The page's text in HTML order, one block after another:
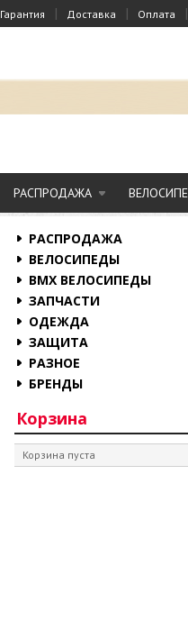
Гарантия | Доставка | Оплата |
РАСПРОДАЖА
РАСПРОДАЖА
ВЕЛОСИПЕДЫ
BMX ВЕЛОСИПЕДЫ
ЗАПЧАСТИ
ОДЕЖДА
ЗАЩИТА
РАЗНОЕ
БРЕНДЫ
Корзина
Корзина пуста